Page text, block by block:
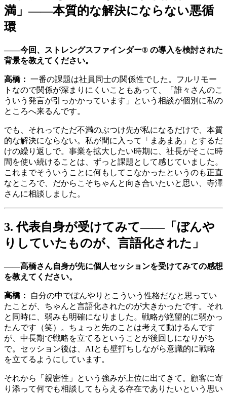
満」——本質的な解決にならない悪循
環
——今回、ストレングスファインダー® の導入を検討された
背景を教えてください。
高橋： 一番の課題は社員同士の関係性でした。フルリモー
トなので関係が深まりにくいこともあって、「誰々さんのこ
ういう発言が引っかかっています」という相談が個別に私の
ところへ来るんです。
でも、それってただ不満のぶつけ先が私になるだけで、本質
的な解決にならない。私が間に入って「まあまあ」とするだ
けの繰り返しで。事業を拡大したい時期に、社長がそこに時
間を使い続けることは、ずっと課題として感じていました。
これまでそういうことに何もしてこなかったというのも正直
なところで、だからこそちゃんと向き合いたいと思い、寺澤
さんに相談しました。
3. 代表自身が受けてみて——「ぼんや
りしていたものが、言語化された」
——高橋さん自身が先に個人セッションを受けてみての感想
を教えてください。
高橋：
自分の中でぼんやりとこういう性格だなと思ってい
たことが、ちゃんと言語化されたのが大きかったです。それ
と同時に、弱みも明確になりました。戦略が絶望的に弱かっ
たんです（笑）。ちょっと先のことは考えて動けるんです
が、中長期で戦略を立てるということが後回しになりがち
で。セッション後は、AIとも壁打ちしながら意識的に戦略
を立てるようにしています。
それから「親密性」という強みが上位に出てきて。顧客に寄
り添って何でも相談してもらえる存在でありたいという思い